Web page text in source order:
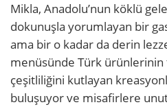
Mikla, Anadolu’nun köklü
dokunuşla yorumlayan bir
ama bir o kadar da derin
menüsünde Türk ürünlerinin
çeşitliliğini kutlayan
buluşuyor ve misafirlere